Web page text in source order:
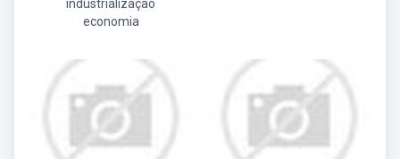
industrialização
economia